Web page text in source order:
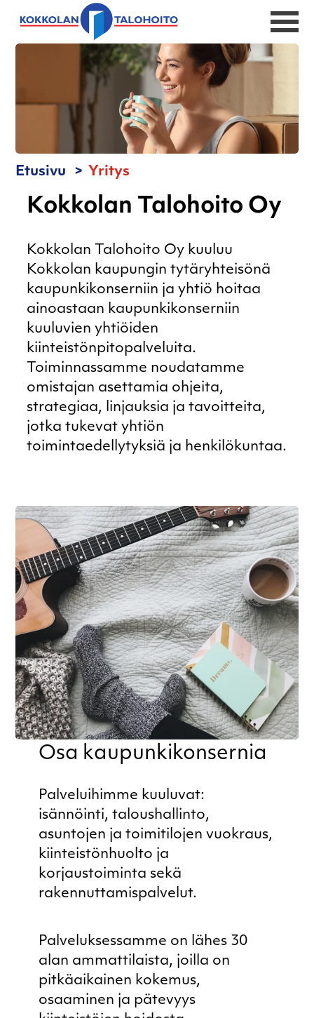
Etusivu Yritys
Kokkolan Talohoito Oy
Kokkolan Talohoito Oy kuuluu
Kokkolan kaupungin tytäryhteisönä
kaupunkikonserniin ja yhtiö hoitaa
ainoastaan kaupunkikonserniin
kuuluvien yhtiöiden
kiinteistönpitopalveluita.
Toiminnassamme noudatamme
omistajan asettamia ohjeita,
strategiaa, linjauksia ja tavoitteita,
jotka tukevat yhtiön
toimintaedellytyksiä ja henkilökuntaa.
Osa kaupunkikonsernia
Palveluihimme kuuluvat:
isännöinti, taloushallinto,
asuntojen ja toimitilojen vuokraus,
kiinteistönhuolto ja
korjaustoiminta sekä
rakennuttamispalvelut.
Palveluksessamme on lähes 30
alan ammattilaista, joilla on
pitkäaikainen kokemus,
osaaminen ja pätevyys